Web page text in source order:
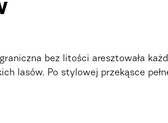
bez litości aresztowała
lasów. Po stylowej przekąsce